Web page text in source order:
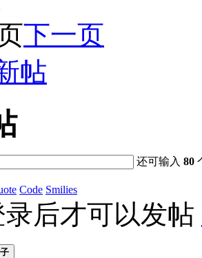
下一页
帖
还可输入80
Code Smilies
后才可以发帖